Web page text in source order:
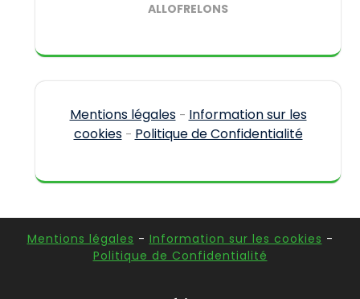
ALLOFRELONS
Mentions légales- Information sur les
cookies- Politique de Confidentialité
Mentions légales - Information sur les cookies -
Politique de Confidentialité